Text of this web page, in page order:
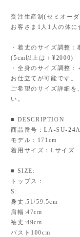
受注生産制(セミオー
お客さま1人1人の体に
・着丈のサイズ調整
(5cm以上は＋¥2000)
・全身のサイズ調整
お仕立てが可能です。
ご希望のサイズ詳細
い。
■ DESCRIPTION
商品番号：LA-SU-
モデル：171cm
着用サイズ：Lサイズ
■ SIZE:
トップス：
S:
身丈:51/59.5cm
肩幅:47cm
袖丈:49cm
バスト100cm